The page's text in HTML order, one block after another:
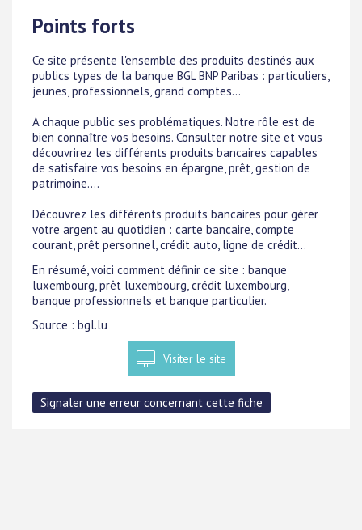
Points forts
Ce site présente l'ensemble des produits destinés aux
publics types de la banque BGL BNP Paribas : particuliers,
jeunes, professionnels, grand comptes...
A chaque public ses problématiques. Notre rôle est de
bien connaître vos besoins. Consulter notre site et vous
découvrirez les différents produits bancaires capables
de satisfaire vos besoins en épargne, prêt, gestion de
patrimoine....
Découvrez les différents produits bancaires pour gérer
votre argent au quotidien : carte bancaire, compte
courant, prêt personnel, crédit auto, ligne de crédit...
En résumé, voici comment définir ce site : banque
luxembourg, prêt luxembourg, crédit luxembourg,
banque professionnels et banque particulier.
Source : bgl.lu
Visiter le site